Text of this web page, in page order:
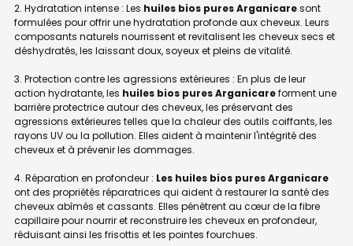
2. Hydratation intense : Les huiles bios pures Arganicaresont
formulées pour offrir une hydratation profonde aux cheveux. Leurs
composants naturels nourrissent et revitalisent les cheveux secs et
déshydratés, les laissant doux, soyeux et pleins de vitalité.
3. Protection contre les agressions extérieures : En plus de leur
action hydratante, les huiles bios pures Arganicareforment une
barrière protectrice autour des cheveux, les préservant des
agressions extérieures telles que la chaleur des outils coiffants, les
rayons UV ou la pollution. Elles aident à maintenir l'intégrité des
cheveux et à prévenir les dommages.
4. Réparation en profondeur : Les huiles bios pures Arganicare
ont des propriétés réparatrices qui aident à restaurer la santé des
cheveux abîmés et cassants. Elles pénètrent au cœur de la fibre
capillaire pour nourrir et reconstruire les cheveux en profondeur,
réduisant ainsi les frisottis et les pointes fourchues.